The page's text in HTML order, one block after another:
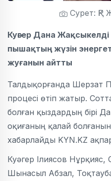
Сурет: ҚР
Куәгер Дана
пышақтың жүзін
жуғанын айтты
Талдықорғанда Шерзат
процесі өтіп жатыр.
болған қыздардың бірі
оқиғаның қалай
хабарлайды KYN.KZ
Куәгер Ілиясов Нұрқияс,
Шынасыл Абзал,